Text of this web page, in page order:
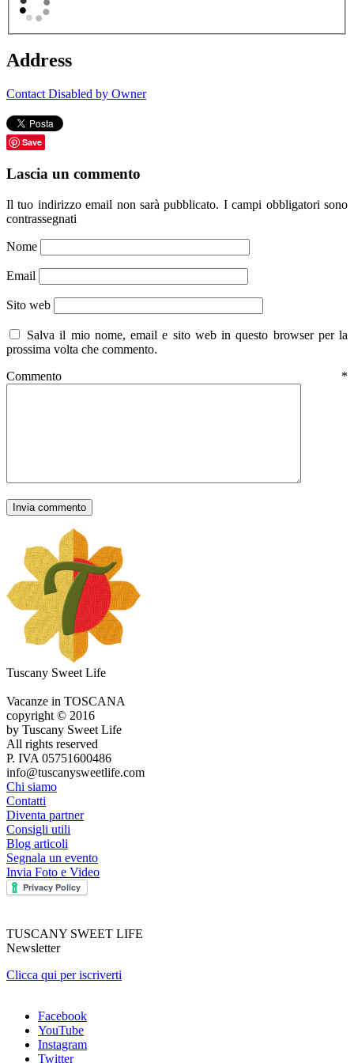
Address
Contact Disabled by Owner
Save
Lascia un commento
Il tuo indirizzo email non sarà pubblicato. I campi obbligatori sono
contrassegnati
Nome
Email
Sito web
Salva il mio nome, email e sito web in questo browser per la
prossima volta che commento.
Commento *
Tuscany Sweet Life
Vacanze in TOSCANA
copyright © 2016
by Tuscany Sweet Life
All rights reserved
P. IVA 05751600486
info@tuscanysweetlife.com
Chi siamo
Contatti
Diventa partner
Consigli utili
Blog articoli
Segnala un evento
Invia Foto e Video
TUSCANY SWEET LIFE
Newsletter
Clicca qui per iscriverti
Facebook
YouTube
Instagram
Twitter